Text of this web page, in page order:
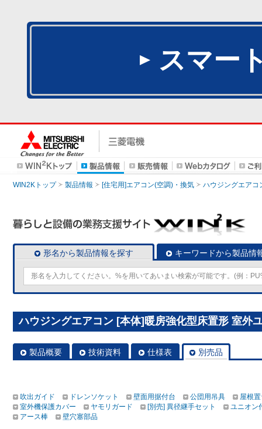
スマー
WIN2Kトップ 製品情報 [住宅用]エアコン(空調)・換気 ハウジングエアコ
形名から製品情報を探す キーワードから製品情
ハウジングエアコン [本体]暖房強化型床置形 室外
製品概要 技術資料 仕様表 別売品
吹出ガイド ドレンソケット 壁面用据付台 公団用吊具
屋根
室外機保護カバー
ヤモリガード [別売] 異径継手セット
ユニオン
アース棒
壁穴塞部品